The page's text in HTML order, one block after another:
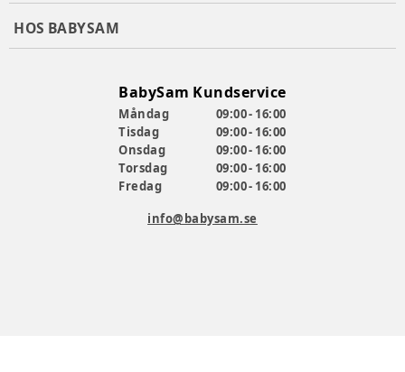
HOS BABYSAM
BabySam Kundservice
Måndag
09:00 - 16:00
Tisdag
09:00 - 16:00
Onsdag
09:00 - 16:00
Torsdag
09:00 - 16:00
Fredag
09:00 - 16:00
info@babysam.se